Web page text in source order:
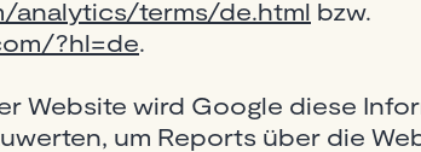
analytics/terms/de.html bzw.
?hl=de.
Website wird Google diese
um Reports über die